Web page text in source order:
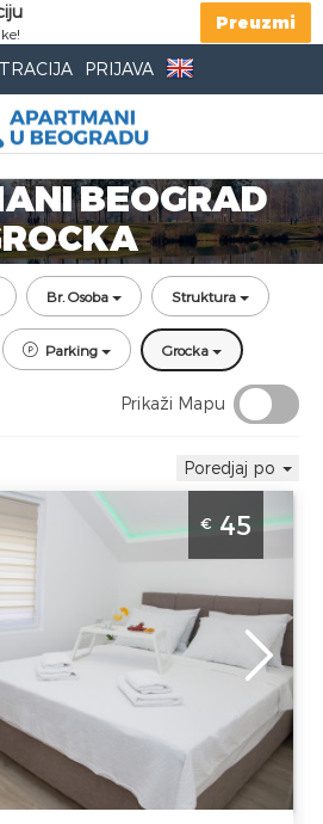
Preuzmi
PRIJAVA
BEOGRAD
Br. Osoba Struktura
Parking Grocka
Prikaži Mapu
Poredjaj po
Golden Hill 2 Beograd
idealan za
Gosti:2
Kvadratura :43
m2
Struktura :
Dvosoban
€ 45